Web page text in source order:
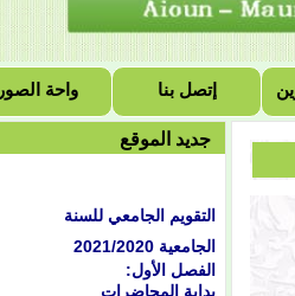
واحة الصور إتصل بنا
جديد الموقع
التقويم الجامعي للسنة
الجامعية 2021/2020
الفصل الأول:
بداية المحاضرات